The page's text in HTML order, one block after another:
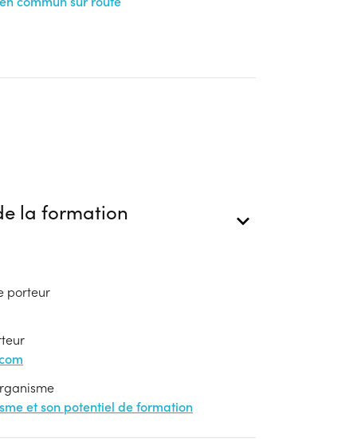
la formation
porteur
et son potentiel de formation